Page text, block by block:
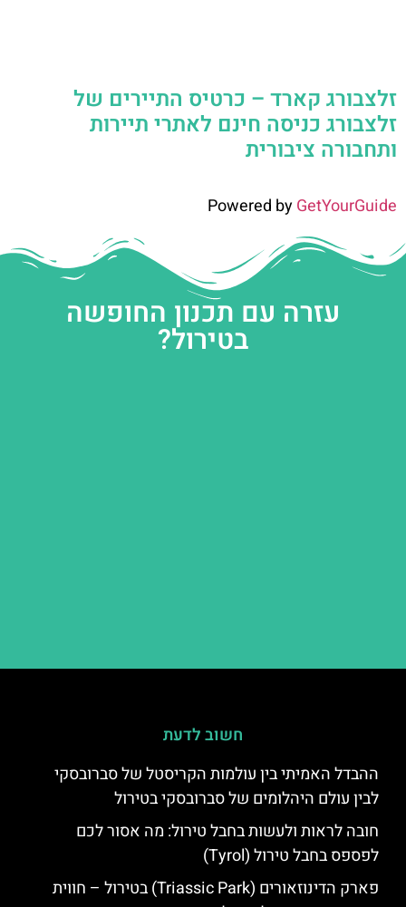
זלצבורג קארד – כרטיס התיירים של
זלצבורג כניסה חינם לאתרי תיירות
ותחבורה ציבורית
Powered byGetYourGuide
עזרה עם תכנון החופשה
בטירול?
חשוב לדעת
ההבדל האמיתי בין עולמות הקריסטל של סברובסקי
לבין עולם היהלומים של סברובסקי בטירול
חובה לראות ולעשות בחבל טירול: מה אסור לכם
לפספס בחבל טירול (Tyrol)
פארק הדינוזאורים (Triassic Park) בטירול – חווית